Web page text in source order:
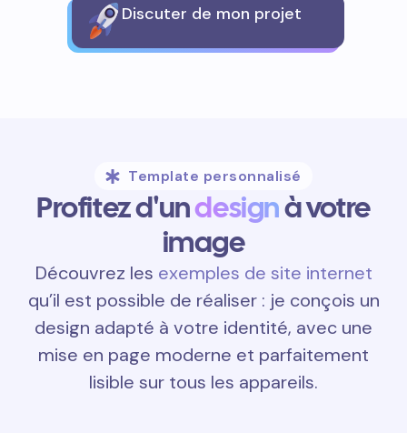
Discuter de mon projet
Template personnalisé
Profitez d'undesignà votre
image
Découvrez les exemples de site internet
qu’il est possible de réaliser : je conçois un
design adapté à votre identité, avec une
mise en page moderne et parfaitement
lisible sur tous les appareils.